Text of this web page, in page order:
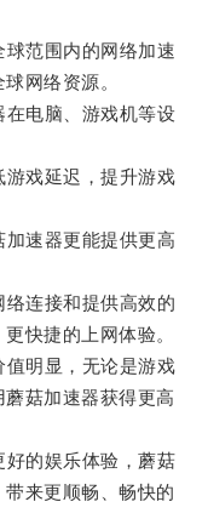
范围内的网络加速
网络资源。
电脑、游戏机等设
戏延迟，提升游戏
速器更能提供更高
连接和提供高效的
快捷的上网体验。
明显，无论是游戏
菇加速器获得更高
的娱乐体验，蘑菇
来更顺畅、畅快的